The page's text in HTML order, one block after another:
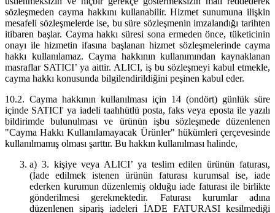
sözleşmeden cayma hakkını kullanabilir. Hizmet sunumuna ilişkin
mesafeli sözleşmelerde ise, bu süre sözleşmenin imzalandığı tarihten
itibaren başlar. Cayma hakkı süresi sona ermeden önce, tüketicinin
onayı ile hizmetin ifasına başlanan hizmet sözleşmelerinde cayma
hakkı kullanılamaz. Cayma hakkının kullanımından kaynaklanan
masraflar SATICI’ ya aittir. ALICI, iş bu sözleşmeyi kabul etmekle,
cayma hakkı konusunda bilgilendirildiğini peşinen kabul eder.
10.2. Cayma hakkının kullanılması için 14 (ondört) günlük süre
içinde SATICI' ya iadeli taahhütlü posta, faks veya eposta ile yazılı
bildirimde bulunulması ve ürünün işbu sözleşmede düzenlenen
"Cayma Hakkı Kullanılamayacak Ürünler" hükümleri çerçevesinde
kullanılmamış olması şarttır. Bu hakkın kullanılması halinde,
a) 3. kişiye veya ALICI’ ya teslim edilen ürünün faturası,
(İade edilmek istenen ürünün faturası kurumsal ise, iade
ederken kurumun düzenlemiş olduğu iade faturası ile birlikte
gönderilmesi gerekmektedir. Faturası kurumlar adına
düzenlenen sipariş iadeleri İADE FATURASI kesilmediği